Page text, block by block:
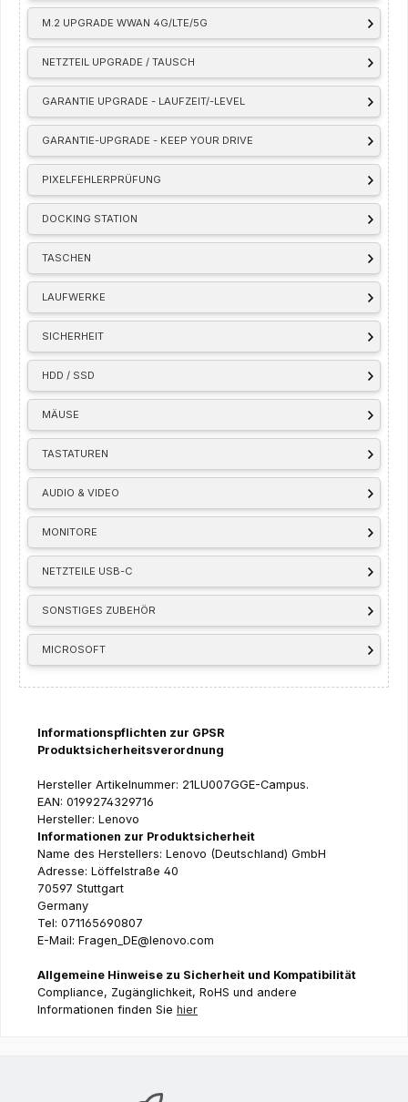
M.2 UPGRADE WWAN 4G/LTE/5G
NETZTEIL UPGRADE / TAUSCH
GARANTIE UPGRADE - LAUFZEIT/-LEVEL
GARANTIE-UPGRADE - KEEP YOUR DRIVE
PIXELFEHLERPRÜFUNG
DOCKING STATION
TASCHEN
LAUFWERKE
SICHERHEIT
HDD / SSD
MÄUSE
TASTATUREN
AUDIO & VIDEO
MONITORE
NETZTEILE USB-C
SONSTIGES ZUBEHÖR
MICROSOFT
Informationspflichten zur GPSR
Produktsicherheitsverordnung
Hersteller Artikelnummer: 21LU007GGE-Campus.
EAN: 0199274329716
Hersteller: Lenovo
Informationen zur Produktsicherheit
Name des Herstellers: Lenovo (Deutschland) GmbH
Adresse: Löffelstraße 40
70597 Stuttgart
Germany
Tel: 071165690807
E-Mail: Fragen_DE@lenovo.com
Allgemeine Hinweise zu Sicherheit und Kompatibilität
Compliance, Zugänglichkeit, RoHS und andere
Informationen finden Sie hier